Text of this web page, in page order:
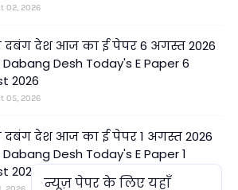
02, 2026
देश आज का ई पेपर 6 अगस्त 2026
Dabang Desh Today's E Paper 6
2026
05, 2026
देश आज का ई पेपर 1 अगस्त 2026
Dabang Desh Today's E Paper 1
2026
न्यूज़ पेपर के लिए यहाँ